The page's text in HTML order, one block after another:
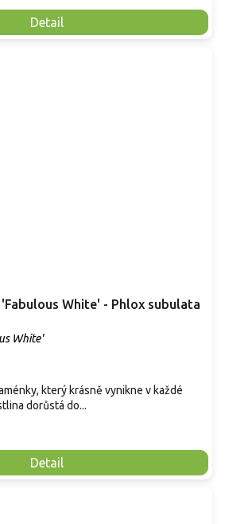
Detail
White' - Phlox subulata
White'
Detail
který krásně vynikne v každé
dorůstá do...